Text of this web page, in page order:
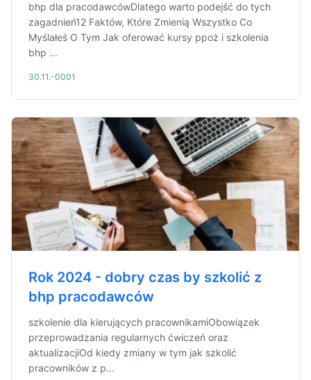
bhp dla pracodawcówDlatego warto podejść do tych
zagadnień12 Faktów, Które Zmienią Wszystko Co
Myślałeś O Tym Jak oferować kursy ppoż i szkolenia
bhp ...
30.11.-0001
Rok 2024 - dobry czas by szkolić z
bhp pracodawców
szkolenie dla kierujących pracownikamiObowiązek
przeprowadzania regularnych ćwiczeń oraz
aktualizacjiOd kiedy zmiany w tym jak szkolić
pracowników z p...